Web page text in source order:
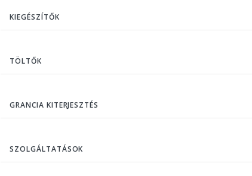
KIEGÉSZÍTŐK
TÖLTŐK
GRANCIA KITERJESZTÉS
SZOLGÁLTATÁSOK